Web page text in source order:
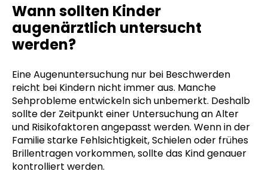
Wann sollten Kinder
augenärztlich untersucht
werden?
Eine Augenuntersuchung nur bei Beschwerden
reicht bei Kindern nicht immer aus. Manche
Sehprobleme entwickeln sich unbemerkt. Deshalb
sollte der Zeitpunkt einer Untersuchung an Alter
und Risikofaktoren angepasst werden. Wenn in der
Familie starke Fehlsichtigkeit, Schielen oder frühes
Brillentragen vorkommen, sollte das Kind genauer
kontrolliert werden.